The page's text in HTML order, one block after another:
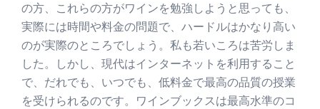
の方、これらの方がワインを勉強しようと思っても、
実際には時間や料金の問題で、ハードルはかなり高い
のが実際のところでしょう。私も若いころは苦労しま
した。しかし、現代はインターネットを利用すること
で、だれでも、いつでも、低料金で最高の品質の授業
を受けられるのです。ワインブックスは最高水準のコ